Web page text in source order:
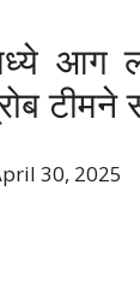
आग
टीमने
30, 2025